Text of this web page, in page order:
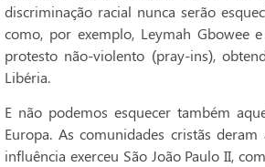
discriminação racial nunca serão
como, por exemplo, Leymah Gbowee
protesto não-violento (pray-ins),
Libéria.
E não podemos esquecer também
Europa. As comunidades cristãs
influência exerceu São João Paulo II,